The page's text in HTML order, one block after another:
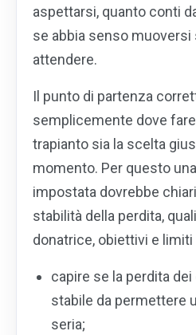
aspettarsi, quanto conti
se abbia senso muoversi
attendere.
Il punto di partenza
semplicemente dove fare
trapianto sia la scelta
momento. Per questo
impostata dovrebbe
stabilità della perdita,
donatrice, obiettivi e limiti
capire se la perdita
stabile da permettere
seria;